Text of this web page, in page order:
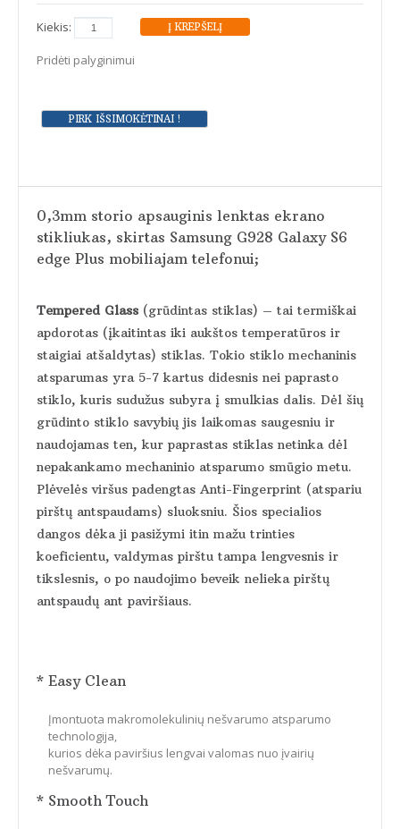
Kiekis:
Pridėti palyginimui
0,3mm storio apsauginis lenktas ekrano
stikliukas, skirtas Samsung G928 Galaxy S6
edge Plus mobiliajam telefonui;
Tempered Glass (grūdintas stiklas) – tai termiškai
apdorotas (įkaitintas iki aukštos temperatūros ir
staigiai atšaldytas) stiklas. Tokio stiklo mechaninis
atsparumas yra 5-7 kartus didesnis nei paprasto
stiklo, kuris sudužus subyra į smulkias dalis. Dėl šių
grūdinto stiklo savybių jis laikomas saugesniu ir
naudojamas ten, kur paprastas stiklas netinka dėl
nepakankamo mechaninio atsparumo smūgio metu.
Plėvelės viršus padengtas Anti-Fingerprint (atspariu
pirštų antspaudams) sluoksniu. Šios specialios
dangos dėka ji pasižymi itin mažu trinties
koeficientu, valdymas pirštu tampa lengvesnis ir
tikslesnis, o po naudojimo beveik nelieka pirštų
antspaudų ant paviršiaus.
* Easy Clean
Įmontuota makromolekulinių nešvarumo atsparumo
technologija,
kurios dėka paviršius lengvai valomas nuo įvairių
nešvarumų.
* Smooth Touch